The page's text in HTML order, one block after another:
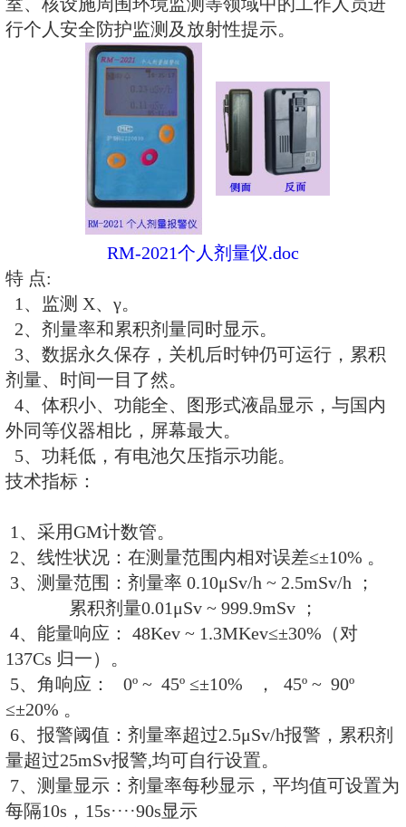
所的剂量当量率和累积剂量，更换
历、时间及累积数据能永久保存
指标符合国家标准和国际标准，
电站、加速器、同位素应用、工业
伤、放射医疗、钴源治疗、γ辐照
室、核设施周围环境监测等领域
行个人安全防护监测及放射性提示
RM-2021个人剂量仪
特 点:
1、监测 X、γ。
2、剂量率和累积剂量同时显示。
3、数据永久保存，关机后时钟仍
剂量、时间一目了然。
4、体积小、功能全、图形式液晶
外同等仪器相比，屏幕最大。